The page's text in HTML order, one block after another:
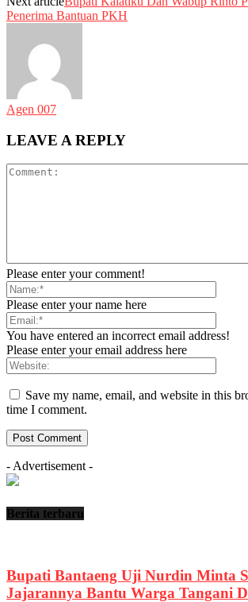
Penerima Bantuan PKH
Agen 007
LEAVE A REPLY
Please enter your comment!
Please enter your name here
You have entered an incorrect email address!
Please enter your email address here
Save my name, email, and website in this
time I comment.
- Advertisement -
Berita terbaru
Bupati Bantaeng Uji Nurdin Minta
Jajarannya Bantu Warga Tangani